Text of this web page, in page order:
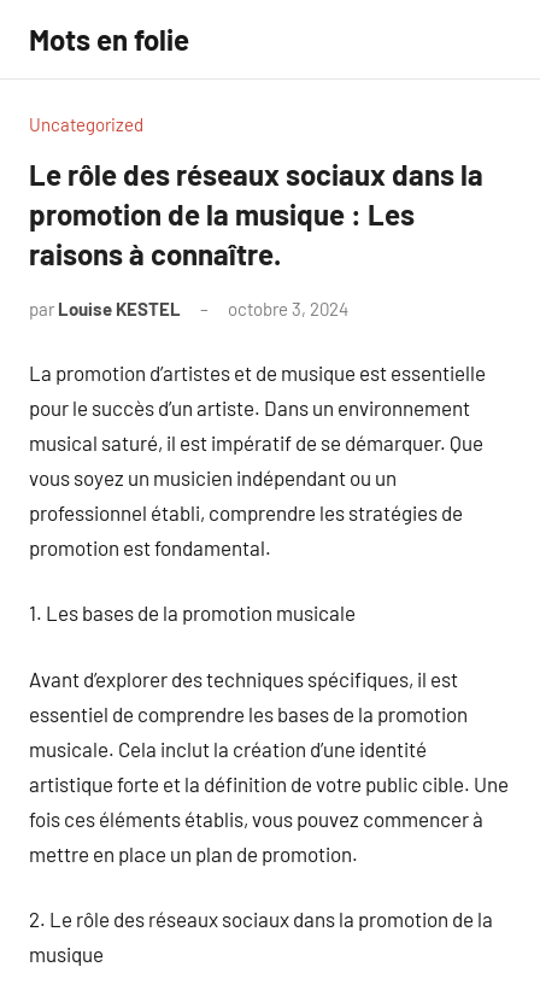
contenu
Mots en folie
Uncategorized
Le rôle des réseaux sociaux dans la
promotion de la musique : Les
raisons à connaître.
par Louise KESTEL octobre 3, 2024
La promotion d’artistes et de musique est essentielle
pour le succès d’un artiste. Dans un environnement
musical saturé, il est impératif de se démarquer. Que
vous soyez un musicien indépendant ou un
professionnel établi, comprendre les stratégies de
promotion est fondamental.
1. Les bases de la promotion musicale
Avant d’explorer des techniques spécifiques, il est
essentiel de comprendre les bases de la promotion
musicale. Cela inclut la création d’une identité
artistique forte et la définition de votre public cible. Une
fois ces éléments établis, vous pouvez commencer à
mettre en place un plan de promotion.
2. Le rôle des réseaux sociaux dans la promotion de la
musique